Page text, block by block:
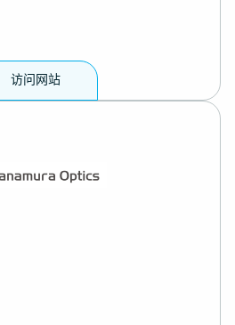
访问网站